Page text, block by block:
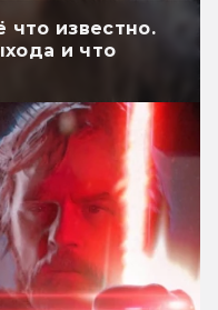
что известно.
и что